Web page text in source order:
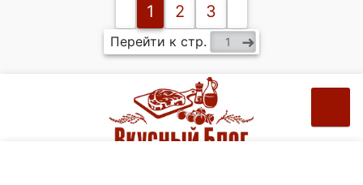
1 2 3
Перейти к стр.